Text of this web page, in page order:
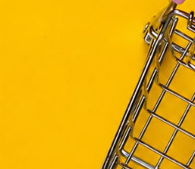
működnek, a „sütik"
vagy egyéb
kell kérniük.